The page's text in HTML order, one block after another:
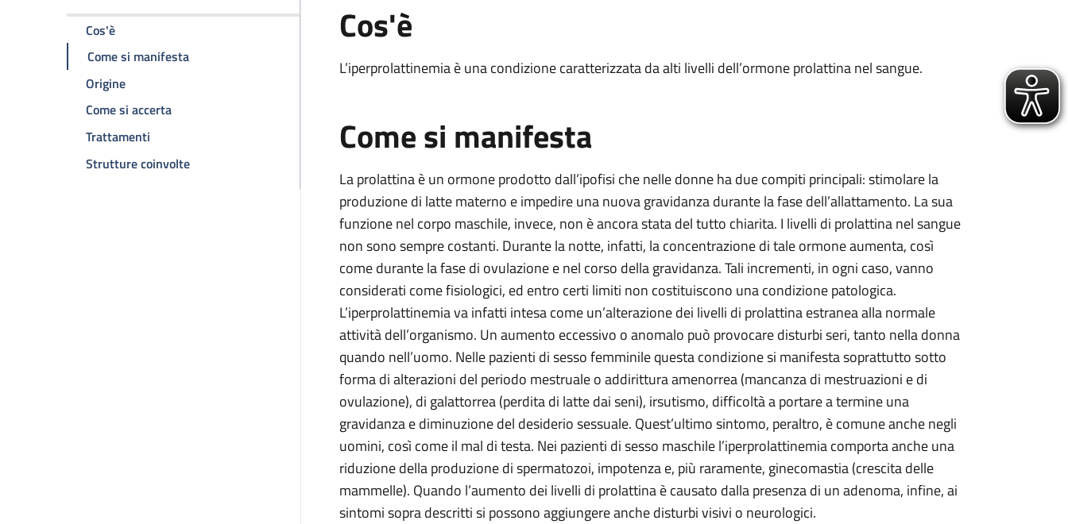
Cos'èdella pagina Iperprolattinemia
Come si manifestadella pagina Iperprolattinemia
Originedella pagina Iperprolattinemia
Come si accertadella pagina Iperprolattinemia
Trattamenti
Strutture coinvoltedella pagina Iperprolattinemia
Cos'è
L’iperprolattinemia è una condizione caratterizzata da alti livelli dell’ormone prolattina nel sangue.
Come si manifesta
La prolattina è un ormone prodotto dall’ipofisi che nelle donne ha due compiti principali: stimolare la
produzione di latte materno e impedire una nuova gravidanza durante la fase dell’allattamento. La sua
funzione nel corpo maschile, invece, non è ancora stata del tutto chiarita. I livelli di prolattina nel sangue
non sono sempre costanti. Durante la notte, infatti, la concentrazione di tale ormone aumenta, così
come durante la fase di ovulazione e nel corso della gravidanza. Tali incrementi, in ogni caso, vanno
considerati come fisiologici, ed entro certi limiti non costituiscono una condizione patologica.
L’iperprolattinemia va infatti intesa come un’alterazione dei livelli di prolattina estranea alla normale
attività dell’organismo. Un aumento eccessivo o anomalo può provocare disturbi seri, tanto nella donna
quando nell’uomo. Nelle pazienti di sesso femminile questa condizione si manifesta soprattutto sotto
forma di alterazioni del periodo mestruale o addirittura amenorrea (mancanza di mestruazioni e di
ovulazione), di galattorrea (perdita di latte dai seni), irsutismo, difficoltà a portare a termine una
gravidanza e diminuzione del desiderio sessuale. Quest’ultimo sintomo, peraltro, è comune anche negli
uomini, così come il mal di testa. Nei pazienti di sesso maschile l’iperprolattinemia comporta anche una
riduzione della produzione di spermatozoi, impotenza e, più raramente, ginecomastia (crescita delle
mammelle). Quando l’aumento dei livelli di prolattina è causato dalla presenza di un adenoma, infine, ai
sintomi sopra descritti si possono aggiungere anche disturbi visivi o neurologici.